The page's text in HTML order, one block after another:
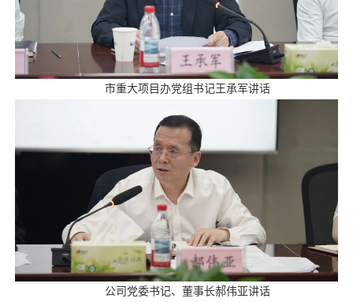
市重大项目办党组书记王承军讲话
公司党委书记、董事长郝伟亚讲话